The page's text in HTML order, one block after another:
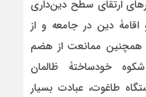
ارتقای سطح دین‌داری
دین در جامعه و از
همچنین ممانعت از هضم
خودساختۀ ظالمان
طاغوت، عبادت بسیار